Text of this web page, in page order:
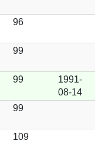
96
99
99
1991-
08-14
99
109